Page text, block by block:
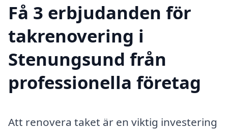
Få 3 erbjudanden för
takrenovering i
Stenungsund från
professionella företag
Att renovera taket är en viktig investering